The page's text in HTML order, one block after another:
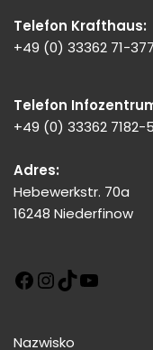
Telefon Krafthaus:
+49 (0) 33362 71-377
Telefon
+49 (0) 33362 7182-
Adres:
Hebewerkstr. 70a
16248 Niederfinow
Nazwisko